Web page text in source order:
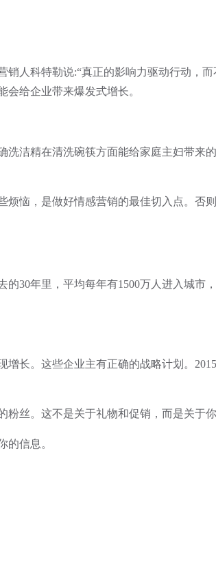
科特勒说:“真正的影响力驱动行动，而
给企业带来爆发式增长。
精在清洗碗筷方面能给家庭主妇带来
，是做好情感营销的最佳切入点。否
年里，平均每年有1500万人进入城市
。这些企业主有正确的战略计划。2015
。这不是关于礼物和促销，而是关于你
信息。